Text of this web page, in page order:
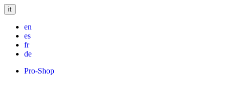
it
en
es
fr
de
Pro-Shop